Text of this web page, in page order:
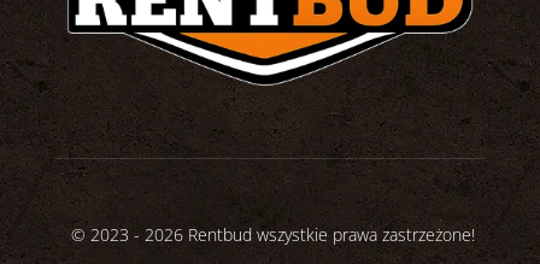
© 2023 - 2026 Rentbud wszystkie prawa zastrzeżone!